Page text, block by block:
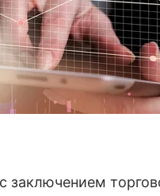
заключением